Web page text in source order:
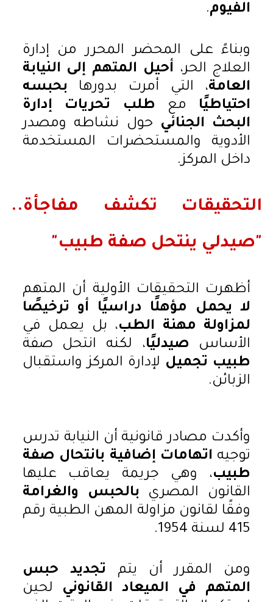
الفيوم.
وبناءً على المحضر المحرر من إدارة
العلاج الحر، أحيل المتهم إلى النيابة
العامة، التي أمرت بدورها بحبسه
احتياطيًا مع طلب تحريات إدارة
البحث الجنائي حول نشاطه ومصدر
الأدوية والمستحضرات المستخدمة
داخل المركز.
التحقيقات تكشف مفاجأة..
"صيدلي ينتحل صفة طبيب"
أظهرت التحقيقات الأولية أن المتهم
لا يحمل مؤهلًا دراسيًا أو ترخيصًا
لمزاولة مهنة الطب، بل يعمل في
الأساس صيدليًا، لكنه انتحل صفة
طبيب تجميل لإدارة المركز واستقبال
الزبائن.
وأكدت مصادر قانونية أن النيابة تدرس
توجيه اتهامات إضافية بانتحال صفة
طبيب، وهي جريمة يعاقب عليها
القانون المصري بالحبس والغرامة
وفقًا لقانون مزاولة المهن الطبية رقم
415 لسنة 1954.
ومن المقرر أن يتم تجديد حبس
المتهم في الميعاد القانوني لحين